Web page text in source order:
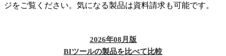
ジをご覧ください。気になる製品は資料請求も可能です。
2026年08月版
BIツールの製品を比べて比較